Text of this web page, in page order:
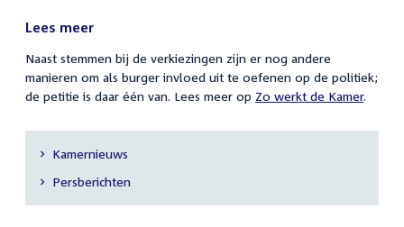
Lees meer
Naast stemmen bij de verkiezingen zijn er nog andere
manieren om als burger invloed uit te oefenen op de politiek;
de petitie is daar één van. Lees meer op Zo werkt de Kamer.
Secundaire
navigatie
Kamernieuws
Persberichten